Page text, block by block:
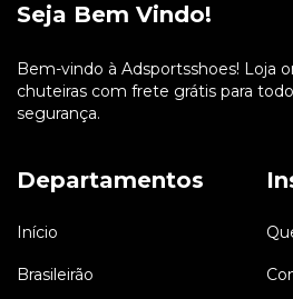
Seja Bem Vindo!
Bem-vindo à Adsportsshoes! Loja
chuteiras com frete grátis para
segurança.
Departamentos
Início
Brasileirão